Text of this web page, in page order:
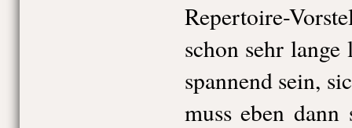
Repertoire-
schon sehr
spannend sein,
muss eben